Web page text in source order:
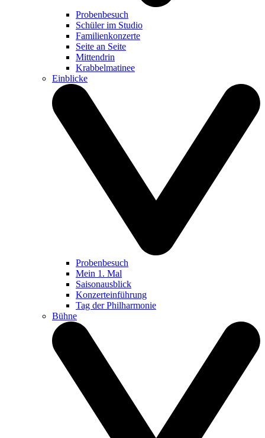
Probenbesuch
Schüler im Studio
Familienkonzerte
Seite an Seite
Mittendrin
Krabbelmatinee
Einblicke
Probenbesuch
Mein 1. Mal
Saisonausblick
Konzerteinführung
Tag der Philharmonie
Bühne